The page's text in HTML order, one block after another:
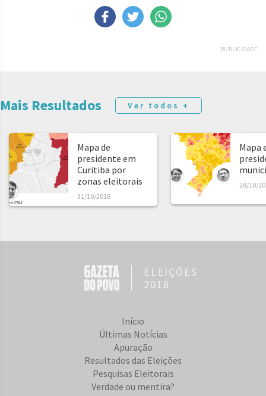
PUBLICIDADE
Mais Resultados Ver todos +
Mapa de
presidente em
Curitiba por
zonas eleitorais
31/10/2018
Mapa
28/10/
ELEIÇÕES
2018
Início
Últimas Notícias
Apuração
Resultados das Eleições
Pesquisas Eleitorais
Verdade ou mentira?